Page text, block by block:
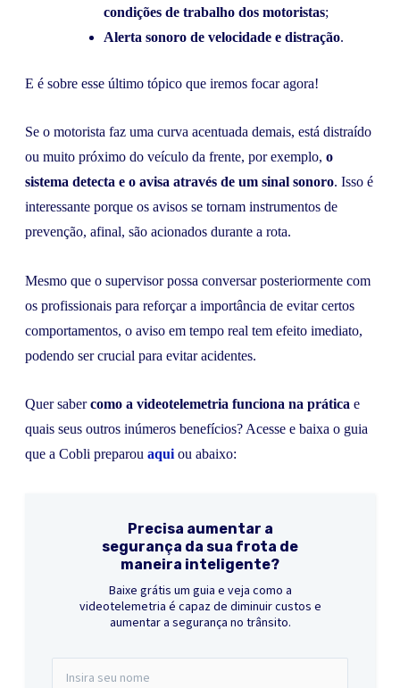
condições de trabalho dos motoristas;
Alerta sonoro de velocidade e distração.
E é sobre esse último tópico que iremos focar agora!
Se o motorista faz uma curva acentuada demais, está distraído
ou muito próximo do veículo da frente, por exemplo, o
sistema detecta e o avisa através de um sinal sonoro. Isso é
interessante porque os avisos se tornam instrumentos de
prevenção, afinal, são acionados durante a rota.
Mesmo que o supervisor possa conversar posteriormente com
os profissionais para reforçar a importância de evitar certos
comportamentos, o aviso em tempo real tem efeito imediato,
podendo ser crucial para evitar acidentes.
Quer sabercomo a videotelemetria funciona na prática e
quais seus outros inúmeros benefícios? Acesse e baixa o guia
que a Cobli preparou aqui ou abaixo:
Precisa aumentar a
segurança da sua frota de
maneira inteligente?
Baixe grátis um guia e veja como a
videotelemetria é capaz de diminuir custos e
aumentar a segurança no trânsito.